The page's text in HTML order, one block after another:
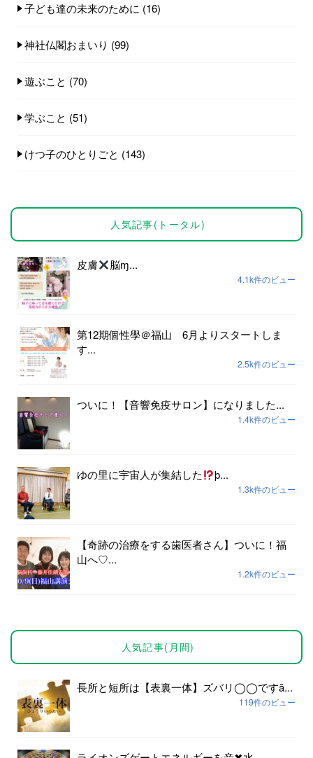
子ども達の未来のために (16)
神社仏閣おまいり (99)
遊ぶこと (70)
学ぶこと (51)
けつ子のひとりごと (143)
人気記事(トータル)
皮膚 脳ɱ...
4.1k件のビュー
第12期個性學＠福山 6月よりスタートしま
す...
2.5k件のビュー
ついに！【音響免疫サロン】になりました...
1.4k件のビュー
ゆの里に宇宙人が集結した þ...
1.3k件のビュー
【奇跡の治療をする歯医者さん】ついに！福
山へ♡...
1.2k件のビュー
人気記事(月間)
長所と短所は【表裏一体】ズバリ◯◯ですȃ...
119件のビュー